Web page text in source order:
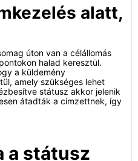
alatt,
úton van a célállomás
halad keresztül.
a küldemény
amely szükséges lehet
státusz akkor jelenik
átadták a címzettnek, így
a státusz